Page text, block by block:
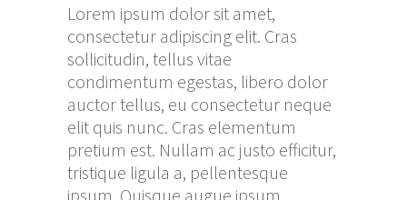
Lorem ipsum dolor sit amet,
consectetur adipiscing elit. Cras
sollicitudin, tellus vitae
condimentum egestas, libero dolor
auctor tellus, eu consectetur neque
elit quis nunc. Cras elementum
pretium est. Nullam ac justo efficitur,
tristique ligula a, pellentesque
ipsum. Quisque augue ipsum,